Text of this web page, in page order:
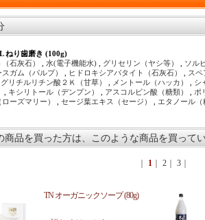
ねり歯磨き (100g)
石灰石）
水(電子機能水) グリセリン（ヤシ等）
ソル
ガム（パルプ）
ヒドロキシアパタイト（石灰石）
ス
グリチルリチン酸２Ｋ（甘草） メントール（ハッカ）
シ
キシリトール（デンプン） アスコルビン酸（糖類）
ポ
ーズマリー）
セージ葉エキス（セージ） エタノール（
商品を買った方は、このような商品を買って
1 2 3
TN オーガニックソープ (80g)